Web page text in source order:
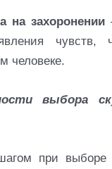
захоронении
чувств,
человеке.
выбора
при выборе